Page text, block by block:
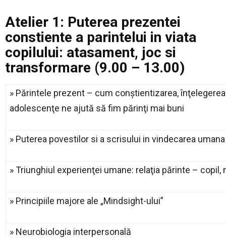
Atelier 1: Puterea prezentei
constiente a parintelui in viata
copilului: atasament, joc si
transformare (9.00 – 13.00)
» Părintele prezent – cum conştientizarea,
adolescenţe ne ajută să fim părinţi mai buni
» Puterea povestilor si a scrisului in vindecarea umana
» Triunghiul experienţei umane: relaţia părinte –
» Principiile majore ale „Mindsight-ului”
» Neurobiologia interpersonală